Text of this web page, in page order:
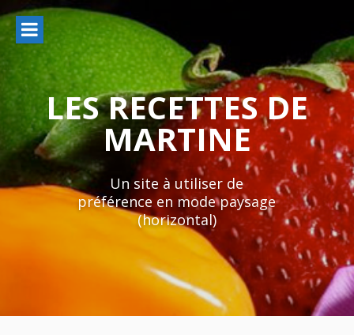
Aller
au
contenu
LES RECETTES DE
MARTINE
Un site à utiliser de
préférence en mode paysage
(horizontal)